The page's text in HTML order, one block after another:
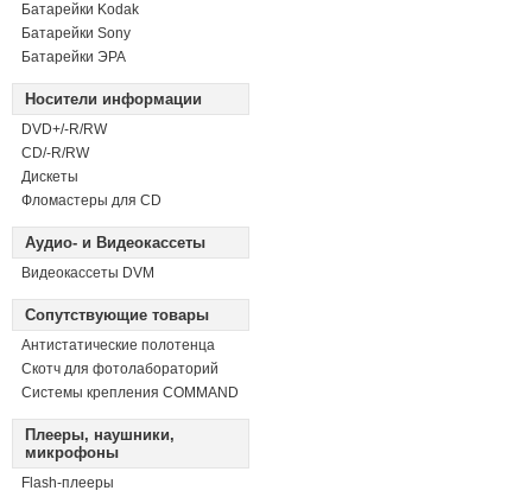
Батарейки Kodak
Батарейки Sony
Батарейки ЭРА
Носители информации
DVD+/-R/RW
СD/-R/RW
Дискеты
Фломастеры для CD
Аудио- и Видеокассеты
Видеокассеты DVM
Сопутствующие товары
Антистатические полотенца
Скотч для фотолабораторий
Системы крепления COMMAND
Плееры, наушники,
микрофоны
Flash-плееры